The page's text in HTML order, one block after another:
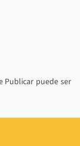
Publicar puede ser